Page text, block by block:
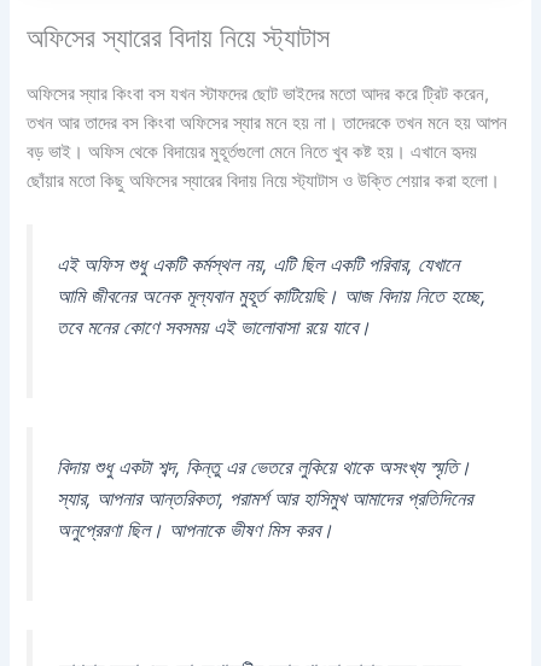
অফিসের স্যারের বিদায় নিয়ে স্ট্যাটাস
অফিসের স্যার কিংবা বস যখন স্টাফদের ছোট ভাইদের মতো আদর করে ট্রিট করেন,
তখন আর তাদের বস কিংবা অফিসের স্যার মনে হয় না। তাদেরকে তখন মনে হয় আপন
বড় ভাই। অফিস থেকে বিদায়ের মুহূর্তগুলো মেনে নিতে খুব কষ্ট হয়। এখানে হৃদয়
ছোঁয়ার মতো কিছু অফিসের স্যারের বিদায় নিয়ে স্ট্যাটাস ও উক্তি শেয়ার করা হলো।
এই অফিস শুধু একটি কর্মস্থল নয়, এটি ছিল একটি পরিবার, যেখানে
আমি জীবনের অনেক মূল্যবান মুহূর্ত কাটিয়েছি। আজ বিদায় নিতে হচ্ছে,
তবে মনের কোণে সবসময় এই ভালোবাসা রয়ে যাবে।
বিদায় শুধু একটা শব্দ, কিন্তু এর ভেতরে লুকিয়ে থাকে অসংখ্য স্মৃতি।
স্যার, আপনার আন্তরিকতা, পরামর্শ আর হাসিমুখ আমাদের প্রতিদিনের
অনুপ্রেরণা ছিল। আপনাকে ভীষণ মিস করব।